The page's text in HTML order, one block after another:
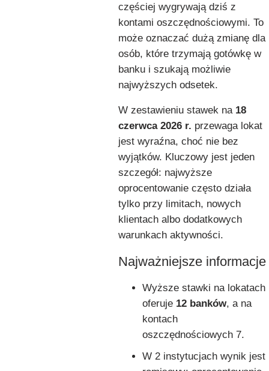
częściej wygrywają dziś z
kontami oszczędnościowymi. To
może oznaczać dużą zmianę dla
osób, które trzymają gotówkę w
banku i szukają możliwie
najwyższych odsetek.
W zestawieniu stawek na 18
czerwca 2026 r. przewaga lokat
jest wyraźna, choć nie bez
wyjątków. Kluczowy jest jeden
szczegół: najwyższe
oprocentowanie często działa
tylko przy limitach, nowych
klientach albo dodatkowych
warunkach aktywności.
Najważniejsze informacje
Wyższe stawki na lokatach
oferuje 12 banków, a na
kontach
oszczędnościowych 7.
W 2 instytucjach wynik jest